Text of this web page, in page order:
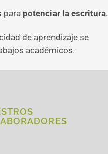
para potenciar la escritura.
de aprendizaje se
académicos.